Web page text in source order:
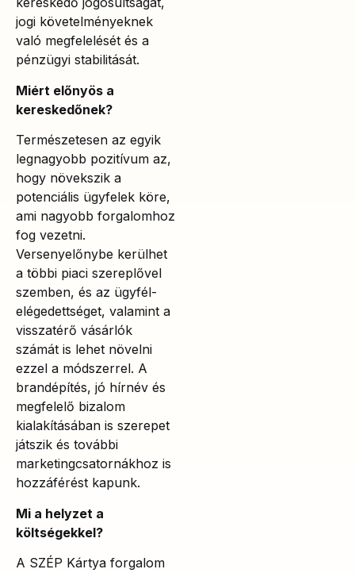
jogi követelményeknek
való megfelelését és a
pénzügyi stabilitását.
Miért előnyös a
kereskedőnek?
Természetesen az egyik
legnagyobb pozitívum az,
hogy növekszik a
potenciális ügyfelek köre,
ami nagyobb forgalomhoz
fog vezetni.
Versenyelőnybe kerülhet
a többi piaci szereplővel
szemben, és az ügyfél-
elégedettséget, valamint a
visszatérő vásárlók
számát is lehet növelni
ezzel a módszerrel. A
brandépítés, jó hírnév és
megfelelő bizalom
kialakításában is szerepet
játszik és további
marketingcsatornákhoz is
hozzáférést kapunk.
Mi a helyzet a
költségekkel?
A SZÉP Kártya forgalom